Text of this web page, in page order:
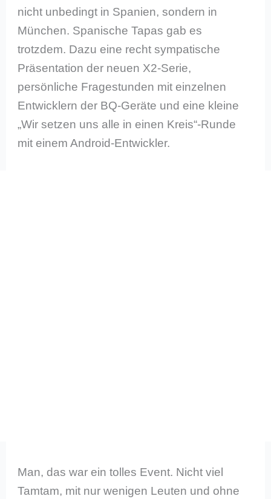
nicht unbedingt in Spanien, sondern in
München. Spanische Tapas gab es
trotzdem. Dazu eine recht sympatische
Präsentation der neuen X2-Serie,
persönliche Fragestunden mit einzelnen
Entwicklern der BQ-Geräte und eine kleine
„Wir setzen uns alle in einen Kreis“-Runde
mit einem Android-Entwickler.
Man, das war ein tolles Event. Nicht viel
Tamtam, mit nur wenigen Leuten und ohne